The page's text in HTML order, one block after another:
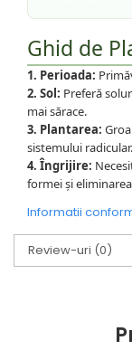
Ghid de
1. Perioada:
2. Sol: Preferă
mai sărace.
3. Plantarea:
sistemului radicular.
4. Îngrijire:
formei și
Informatii
Review-uri (0)